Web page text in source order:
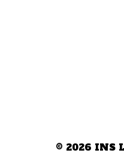
© 2026 INS